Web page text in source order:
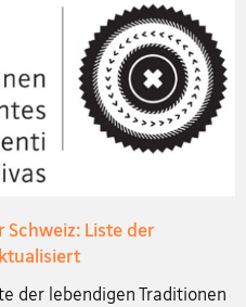
Liste der
der lebendigen Traditionen